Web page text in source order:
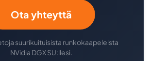
Ota yhteyttä
suurikuituisista runkokaapeleista
NVidia DGX SU:llesi.